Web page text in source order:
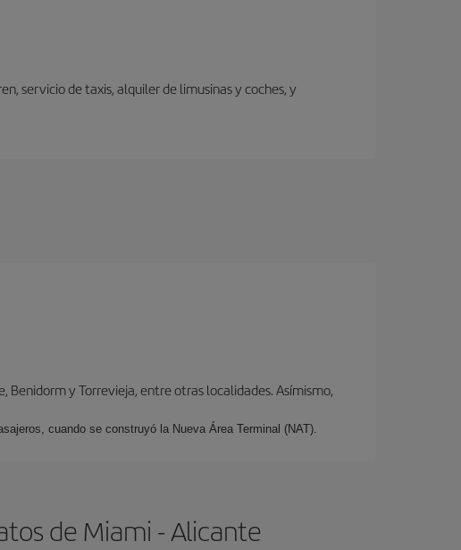
servicio de taxis, alquiler de limusinas y coches, y
y Torrevieja, entre otras localidades. Asímismo,
cuando se construyó la Nueva Área Terminal (NAT).
de Miami - Alicante